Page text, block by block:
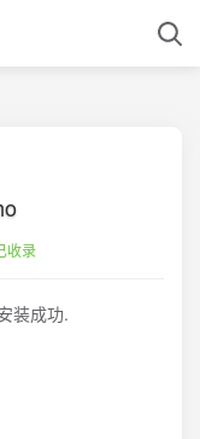
收录
装成功.